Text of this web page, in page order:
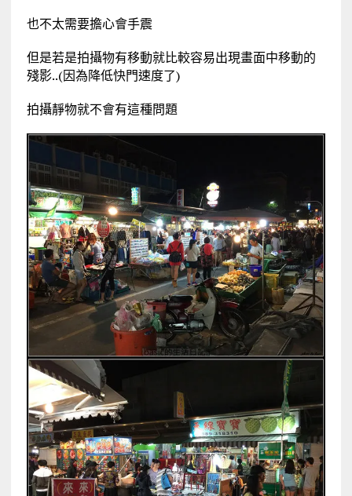
也不太需要擔心會手震
但是若是拍攝物有移動就比較容易出現畫面中移動的
殘影..(因為降低快門速度了)
拍攝靜物就不會有這種問題